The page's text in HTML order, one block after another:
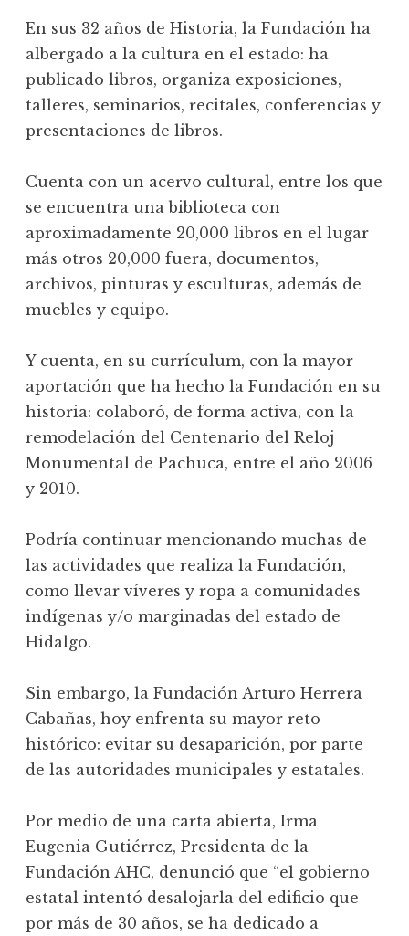
En sus 32 años de Historia, la Fundación ha
albergado a la cultura en el estado: ha
publicado libros, organiza exposiciones,
talleres, seminarios, recitales, conferencias y
presentaciones de libros.
Cuenta con un acervo cultural, entre los que
se encuentra una biblioteca con
aproximadamente 20,000 libros en el lugar
más otros 20,000 fuera, documentos,
archivos, pinturas y esculturas, además de
muebles y equipo.
Y cuenta, en su currículum, con la mayor
aportación que ha hecho la Fundación en su
historia: colaboró, de forma activa, con la
remodelación del Centenario del Reloj
Monumental de Pachuca, entre el año 2006
y 2010.
Podría continuar mencionando muchas de
las actividades que realiza la Fundación,
como llevar víveres y ropa a comunidades
indígenas y/o marginadas del estado de
Hidalgo.
Sin embargo, la Fundación Arturo Herrera
Cabañas, hoy enfrenta su mayor reto
histórico: evitar su desaparición, por parte
de las autoridades municipales y estatales.
Por medio de una carta abierta, Irma
Eugenia Gutiérrez, Presidenta de la
Fundación AHC, denunció que “el gobierno
estatal intentó desalojarla del edificio que
por más de 30 años, se ha dedicado a